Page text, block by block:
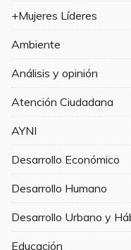
+Mujeres Líderes
Ambiente
Análisis y opinión
Atención Ciudadana
AYNI
Desarrollo Económico
Desarrollo Humano
Desarrollo Urbano y
Educación